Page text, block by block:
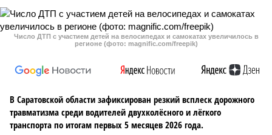
Число ДТП с участием детей на велосипедах и самокатах увеличилось в
регионе (фото: magnific.com/freepik)
В Саратовской области зафиксирован резкий всплеск дорожного
травматизма среди водителей двухколёсного и лёгкого
транспорта по итогам первых 5 месяцев 2026 года.